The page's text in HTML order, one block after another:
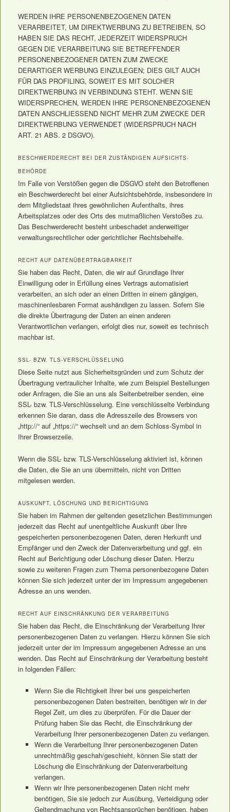
WERDEN IHRE PERSONENBEZOGENEN DATEN
VERARBEITET, UM DIREKTWERBUNG ZU BETREIBEN, SO
HABEN SIE DAS RECHT, JEDERZEIT WIDERSPRUCH
GEGEN DIE VERARBEITUNG SIE BETREFFENDER
PERSONENBEZOGENER DATEN ZUM ZWECKE
DERARTIGER WERBUNG EINZULEGEN; DIES GILT AUCH
FÜR DAS PROFILING, SOWEIT ES MIT SOLCHER
DIREKTWERBUNG IN VERBINDUNG STEHT. WENN SIE
WIDERSPRECHEN, WERDEN IHRE PERSONENBEZOGENEN
DATEN ANSCHLIESSEND NICHT MEHR ZUM ZWECKE DER
DIREKTWERBUNG VERWENDET (WIDERSPRUCH NACH
ART. 21 ABS. 2 DSGVO).
BESCHWERDE­RECHT BEI DER ZUSTÄNDIGEN AUFSICHTS­
BEHÖRDE
Im Falle von Verstößen gegen die DSGVO steht den Betroffenen
ein Beschwerderecht bei einer Aufsichtsbehörde, insbesondere in
dem Mitgliedstaat ihres gewöhnlichen Aufenthalts, ihres
Arbeitsplatzes oder des Orts des mutmaßlichen Verstoßes zu.
Das Beschwerderecht besteht unbeschadet anderweitiger
verwaltungsrechtlicher oder gerichtlicher Rechtsbehelfe.
RECHT AUF DATEN­ÜBERTRAG­BARKEIT
Sie haben das Recht, Daten, die wir auf Grundlage Ihrer
Einwilligung oder in Erfüllung eines Vertrags automatisiert
verarbeiten, an sich oder an einen Dritten in einem gängigen,
maschinenlesbaren Format aushändigen zu lassen. Sofern Sie
die direkte Übertragung der Daten an einen anderen
Verantwortlichen verlangen, erfolgt dies nur, soweit es technisch
machbar ist.
SSL- BZW. TLS-VERSCHLÜSSELUNG
Diese Seite nutzt aus Sicherheitsgründen und zum Schutz der
Übertragung vertraulicher Inhalte, wie zum Beispiel Bestellungen
oder Anfragen, die Sie an uns als Seitenbetreiber senden, eine
SSL- bzw. TLS-Verschlüsselung. Eine verschlüsselte Verbindung
erkennen Sie daran, dass die Adresszeile des Browsers von
„http://“ auf „https://“ wechselt und an dem Schloss-Symbol in
Ihrer Browserzeile.
Wenn die SSL- bzw. TLS-Verschlüsselung aktiviert ist, können
die Daten, die Sie an uns übermitteln, nicht von Dritten
mitgelesen werden.
AUSKUNFT, LÖSCHUNG UND BERICHTIGUNG
Sie haben im Rahmen der geltenden gesetzlichen Bestimmungen
jederzeit das Recht auf unentgeltliche Auskunft über Ihre
gespeicherten personenbezogenen Daten, deren Herkunft und
Empfänger und den Zweck der Datenverarbeitung und ggf. ein
Recht auf Berichtigung oder Löschung dieser Daten. Hierzu
sowie zu weiteren Fragen zum Thema personenbezogene Daten
können Sie sich jederzeit unter der im Impressum angegebenen
Adresse an uns wenden.
RECHT AUF EINSCHRÄNKUNG DER VERARBEITUNG
Sie haben das Recht, die Einschränkung der Verarbeitung Ihrer
personenbezogenen Daten zu verlangen. Hierzu können Sie sich
jederzeit unter der im Impressum angegebenen Adresse an uns
wenden. Das Recht auf Einschränkung der Verarbeitung besteht
in folgenden Fällen:
Wenn Sie die Richtigkeit Ihrer bei uns gespeicherten
personenbezogenen Daten bestreiten, benötigen wir in der
Regel Zeit, um dies zu überprüfen. Für die Dauer der
Prüfung haben Sie das Recht, die Einschränkung der
Verarbeitung Ihrer personenbezogenen Daten zu verlangen.
Wenn die Verarbeitung Ihrer personenbezogenen Daten
unrechtmäßig geschah/geschieht, können Sie statt der
Löschung die Einschränkung der Datenverarbeitung
verlangen.
Wenn wir Ihre personenbezogenen Daten nicht mehr
benötigen, Sie sie jedoch zur Ausübung, Verteidigung oder
Geltendmachung von Rechtsansprüchen benötigen, haben